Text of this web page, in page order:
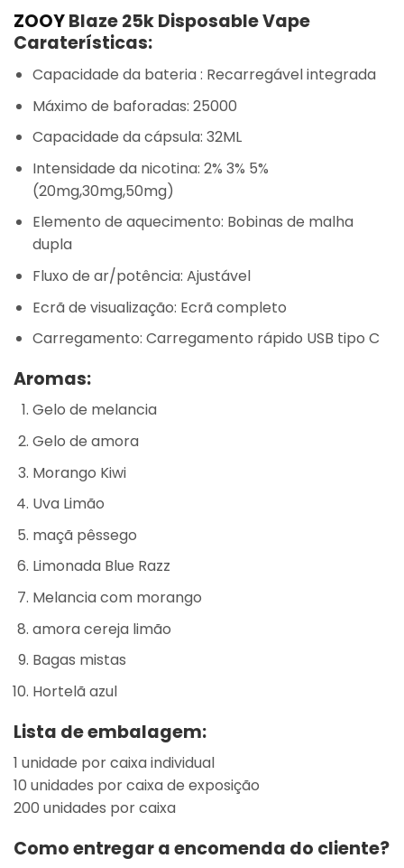
ZOOYBlaze 25k Disposable Vape
Caraterísticas:
Capacidade da bateria : Recarregável integrada
Máximo de baforadas: 25000
Capacidade da cápsula: 32ML
Intensidade da nicotina: 2% 3% 5%
(20mg,30mg,50mg)
Elemento de aquecimento: Bobinas de malha
dupla
Fluxo de ar/potência: Ajustável
Ecrã de visualização: Ecrã completo
Carregamento: Carregamento rápido USB tipo C
Aromas:
Gelo de melancia
Gelo de amora
Morango Kiwi
Uva Limão
maçã pêssego
Limonada Blue Razz
Melancia com morango
amora cereja limão
Bagas mistas
Hortelã azul
Lista de embalagem:
1 unidade por caixa individual
10 unidades por caixa de exposição
200 unidades por caixa
Como entregar a encomenda do cliente?